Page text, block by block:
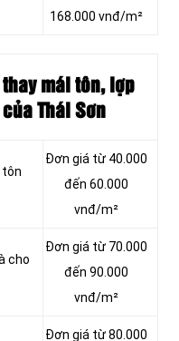
168.000 vnđ/m²
mái tôn, lợp
Thái Sơn
tôn
Đơn giá từ 40.000
đến 60.000
vnđ/m²
cho
Đơn giá từ 70.000
đến 90.000
vnđ/m²
Đơn giá từ 80.000